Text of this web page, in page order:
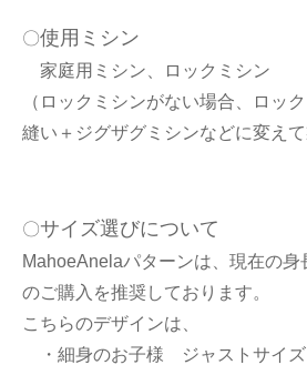
〇使用ミシン
家庭用ミシン、ロックミシン
（ロックミシンがない場合、ロッ
縫い＋ジグザグミシンなどに変えて
〇サイズ選びについて
MahoeAnelaパターンは、現在の
のご購入を推奨しております。
こちらのデザインは、
・細身のお子様 ジャストサイズ